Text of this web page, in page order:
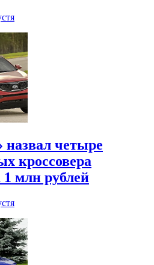
назвал четыре
кроссовера
1 млн рублей